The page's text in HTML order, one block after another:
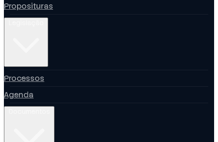
Proposituras
Processos
Agenda